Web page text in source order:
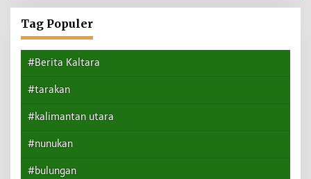
Tag Populer
#Berita Kaltara
#tarakan
#kalimantan utara
#nunukan
#bulungan